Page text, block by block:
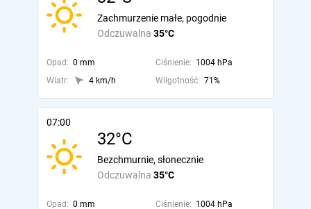
Odczuwalna 35°C
Zachmurzenie małe, pogodnie
Opad: 0 mm Ciśnienie: 1004 hPa
Wiatr:
4 km/h Wilgotność: 71%
07:00
32°C
Odczuwalna 35°C
Bezchmurnie, słonecznie
Opad: 0 mm Ciśnienie: 1004 hPa